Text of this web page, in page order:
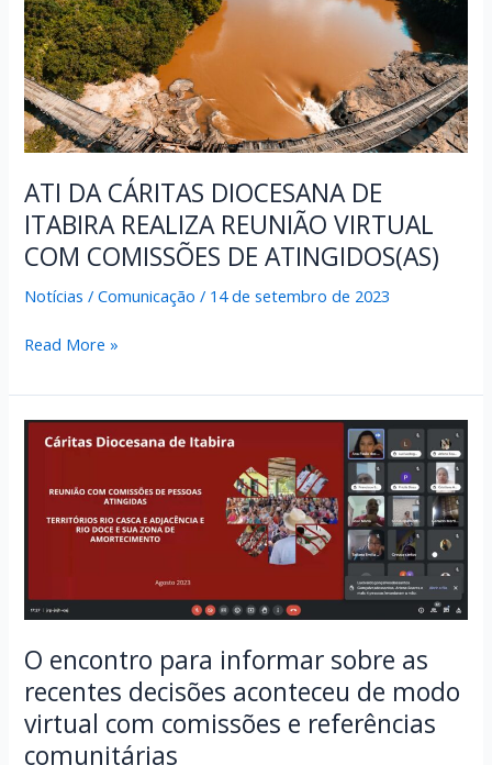
PROCESSO
PARA
A
CONSOLIDAÇÃO
DAS
COMISSÕES
ATI DA CÁRITAS DIOCESANA DE
ITABIRA REALIZA REUNIÃO VIRTUAL
COM COMISSÕES DE ATINGIDOS(AS)
Notícias /Comunicação/ 14 de setembro de 2023
ATI
CÁRITAS
DIOCESANA
DE
REALIZA
REUNIÃO
COMISSÕES
DE
ATINGIDOS(AS)
Read More »
O encontro para informar sobre as
recentes decisões aconteceu de modo
virtual com comissões e referências
comunitárias